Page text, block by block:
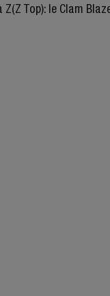
Z(Z Top): le Clam